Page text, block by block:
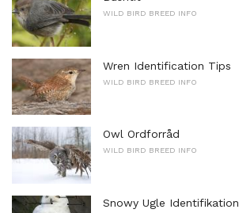
WILD BIRD BREED INFO
Wren Identification Tips
WILD BIRD BREED INFO
Owl Ordforråd
WILD BIRD BREED INFO
Snowy Ugle Identifikation